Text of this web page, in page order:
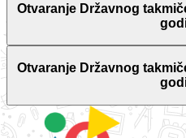
Otvaranje Državnog
Otvaranje Državnog